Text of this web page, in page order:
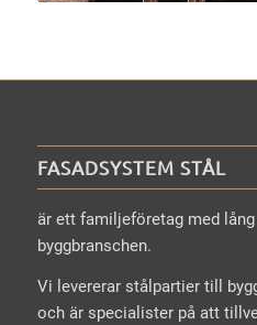
FASADSYSTEM STÅL
är ett familjeföretag med
byggbranschen.
Vi levererar stålpartier till
och är specialister på att